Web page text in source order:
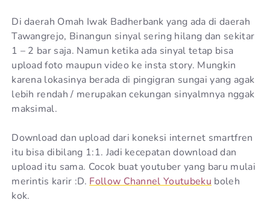
Di daerah Omah Iwak Badherbank yang ada di daerah
Tawangrejo, Binangun sinyal sering hilang dan sekitar
1 – 2 bar saja. Namun ketika ada sinyal tetap bisa
upload foto maupun video ke insta story. Mungkin
karena lokasinya berada di pingigran sungai yang agak
lebih rendah / merupakan cekungan sinyalmnya nggak
maksimal.
Download dan upload dari koneksi internet smartfren
itu bisa dibilang 1:1. Jadi kecepatan download dan
upload itu sama. Cocok buat youtuber yang baru mulai
merintis karir :D. Follow Channel Youtubeku boleh
kok.